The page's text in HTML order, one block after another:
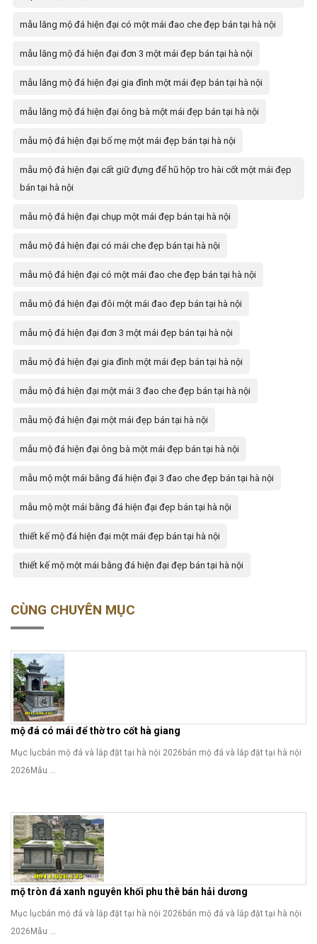
mẫu lăng mộ đá hiện đại có một mái đao che đẹp bán tại hà nội
mẫu lăng mộ đá hiện đại đơn 3 một mái đẹp bán tại hà nội
mẫu lăng mộ đá hiện đại gia đình một mái đẹp bán tại hà nội
mẫu lăng mộ đá hiện đại ông bà một mái đẹp bán tại hà nội
mẫu mộ đá hiện đại bố mẹ một mái đẹp bán tại hà nội
mẫu mộ đá hiện đại cất giữ đựng để hũ hộp tro hài cốt một mái đẹp
bán tại hà nội
mẫu mộ đá hiện đại chụp một mái đẹp bán tại hà nội
mẫu mộ đá hiện đại có mái che đẹp bán tại hà nội
mẫu mộ đá hiện đại có một mái đao che đẹp bán tại hà nội
mẫu mộ đá hiện đại đôi một mái đao đẹp bán tại hà nội
mẫu mộ đá hiện đại đơn 3 một mái đẹp bán tại hà nội
mẫu mộ đá hiện đại gia đình một mái đẹp bán tại hà nội
mẫu mộ đá hiện đại một mái 3 đao che đẹp bán tại hà nội
mẫu mộ đá hiện đại một mái đẹp bán tại hà nội
mẫu mộ đá hiện đại ông bà một mái đẹp bán tại hà nội
mẫu mộ một mái bằng đá hiện đại 3 đao che đẹp bán tại hà nội
mẫu mộ một mái bằng đá hiện đại đẹp bán tại hà nội
thiết kế mộ đá hiện đại một mái đẹp bán tại hà nội
thiết kế mộ một mái bằng đá hiện đại đẹp bán tại hà nội
CÙNG CHUYÊN MỤC
mộ đá có mái để thờ tro cốt hà giang
Mục lụcbán mộ đá và lắp đặt tại hà nội 2026bán mộ đá và lắp đặt tại hà nội
2026Mẫu ...
mộ tròn đá xanh nguyên khối phu thê bán hải dương
Mục lụcbán mộ đá và lắp đặt tại hà nội 2026bán mộ đá và lắp đặt tại hà nội
2026Mẫu ...